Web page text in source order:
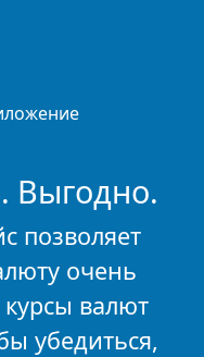
Выгодно.
позволяет
очень
валют
убедиться,